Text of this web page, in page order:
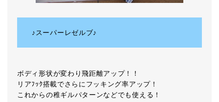
♪スーパーレゼルブ♪
ボディ形状が変わり飛距離アップ！！
リアﾌｯｸ搭載でさらにフッキング率アップ！
これからの稚ギルパターンなどでも使える！